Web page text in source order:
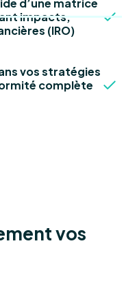
d’une matrice
impacts,
(IRO)
vos stratégies
complète
vos